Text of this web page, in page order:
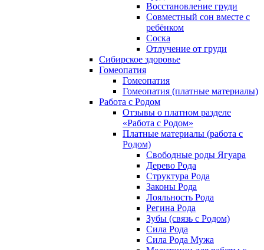
Восстановление груди
Совместный сон вместе с
ребёнком
Соска
Отлучение от груди
Сибирское здоровье
Гомеопатия
Гомеопатия
Гомеопатия (платные материалы)
Работа с Родом
Отзывы о платном разделе
«Работа с Родом»
Платные материалы (работа с
Родом)
Свободные роды Ягуара
Дерево Рода
Структура Рода
Законы Рода
Лояльность Рода
Регина Рода
Зубы (связь с Родом)
Сила Рода
Сила Рода Мужа